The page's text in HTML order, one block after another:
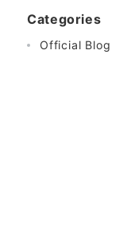
Categories
Official Blog